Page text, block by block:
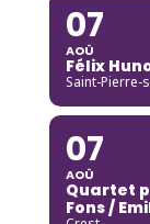
07
AOÛ
Félix
Saint-Pierre-
07
AOÛ
Quartet
Fons /